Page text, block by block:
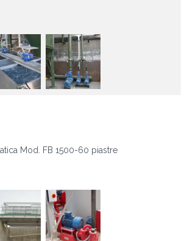
Mod. FB 1500-60 piastre